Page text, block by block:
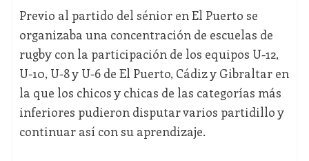
Previo al partido del sénior en El Puerto se
organizaba una concentración de escuelas de
rugby con la participación de los equipos U-12,
U-10, U-8 y U-6 de El Puerto, Cádiz y Gibraltar en
la que los chicos y chicas de las categorías más
inferiores pudieron disputar varios partidillo y
continuar así con su aprendizaje.